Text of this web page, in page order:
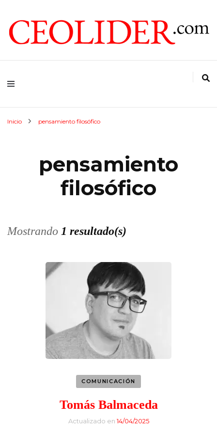
CEOLIDER.COM
Inicio pensamiento filosófico
pensamiento
filosófico
Mostrando 1 resultado(s)
COMUNICACIÓN
Tomás Balmaceda
Actualizado en14/04/2025